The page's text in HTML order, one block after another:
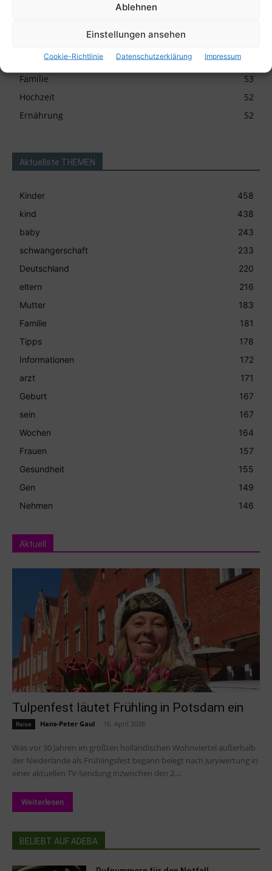
Ablehnen
Einstellungen ansehen
Cookie-Richtlinie Datenschutzerklärung Impressum
Familie
53
Hochzeit
52
Ernährung
52
Aktuellste THEMEN
Kinder
458
kind
438
baby
243
schwangerschaft
233
Deutschland
220
eltern
216
Mutter
183
Familie
181
Tipps
178
Informationen
172
arzt
171
Geburt
167
sein
167
Wochen
164
Frauen
157
Gesundheit
155
Gen
149
Nehmen
146
Aktuell
Tulpenfest läutet Frühling in Potsdam ein
Reise Hans-Peter Gaul 16. April 2026
Was vor 30 Jahren im größten holländischen Wohnviertel außerhalb
der Niederlande als Frühlingsfest begann belegt nach Jurywertung in
einer aktuellen TV-Sendung inzwischen den 2....
Weiterlesen
BELIEBT AUF ADEBA